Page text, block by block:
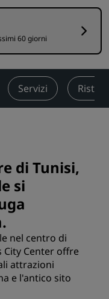
60 giorni
Servizi
di Tunisi,
si
nel centro di
City Center offre
attrazioni
e l'antico sito